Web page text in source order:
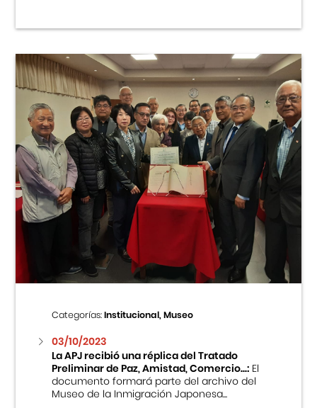
Categorías:Institucional, Museo
03/10/2023
La APJ recibió una réplica del Tratado
Preliminar de Paz, Amistad, Comercio...:El
documento formará parte del archivo del
Museo de la Inmigración Japonesa...